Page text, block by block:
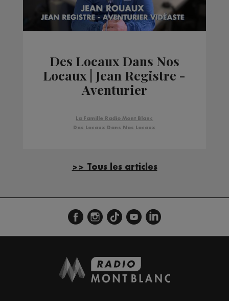
Des Locaux Dans Nos
Locaux | Jean Registre -
Aventurier
La Famille Radio Mont Blanc
Des Locaux Dans Nos Locaux
>> Tous les articles